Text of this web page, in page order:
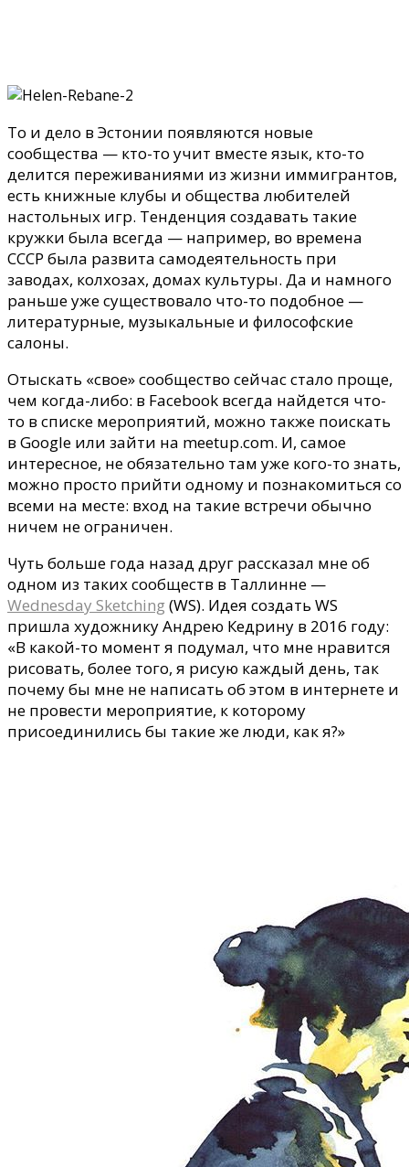
То и дело в Эстонии появляются новые
сообщества — кто-то учит вместе язык, кто-то
делится переживаниями из жизни иммигрантов,
есть книжные клубы и общества любителей
настольных игр. Тенденция создавать такие
кружки была всегда — например, во времена
СССР была развита самодеятельность при
заводах, колхозах, домах культуры. Да и намного
раньше ужесуществовало что-то подобное —
литературные, музыкальные и философские
салоны.
Отыскать «свое»сообщество сейчас стало проще,
чем когда-либо: в Facebook всегда найдется что-
то в списке мероприятий, можно также поискать
в Google или зайти на meetup.com. И, самое
интересное, не обязательно там уже кого-то знать,
можно просто прийти одному и познакомиться со
всеми на месте: вход на такие встречи обычно
ничем не ограничен.
Чуть больше года назад друг рассказал мне об
одном из таких сообществ в Таллинне —
Wednesday Sketching(WS). Идея создать WS
пришла художнику Андрею Кедрину в 2016 году:
«В какой-то момент я подумал, что мне нравится
рисовать, более того, я рисую каждый день, так
почему бы мне не написать об этом в интернете и
не провести мероприятие, к которому
присоединились бы такие же люди, как я?»